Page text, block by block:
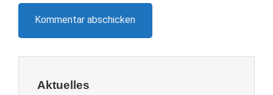
Aktuelles